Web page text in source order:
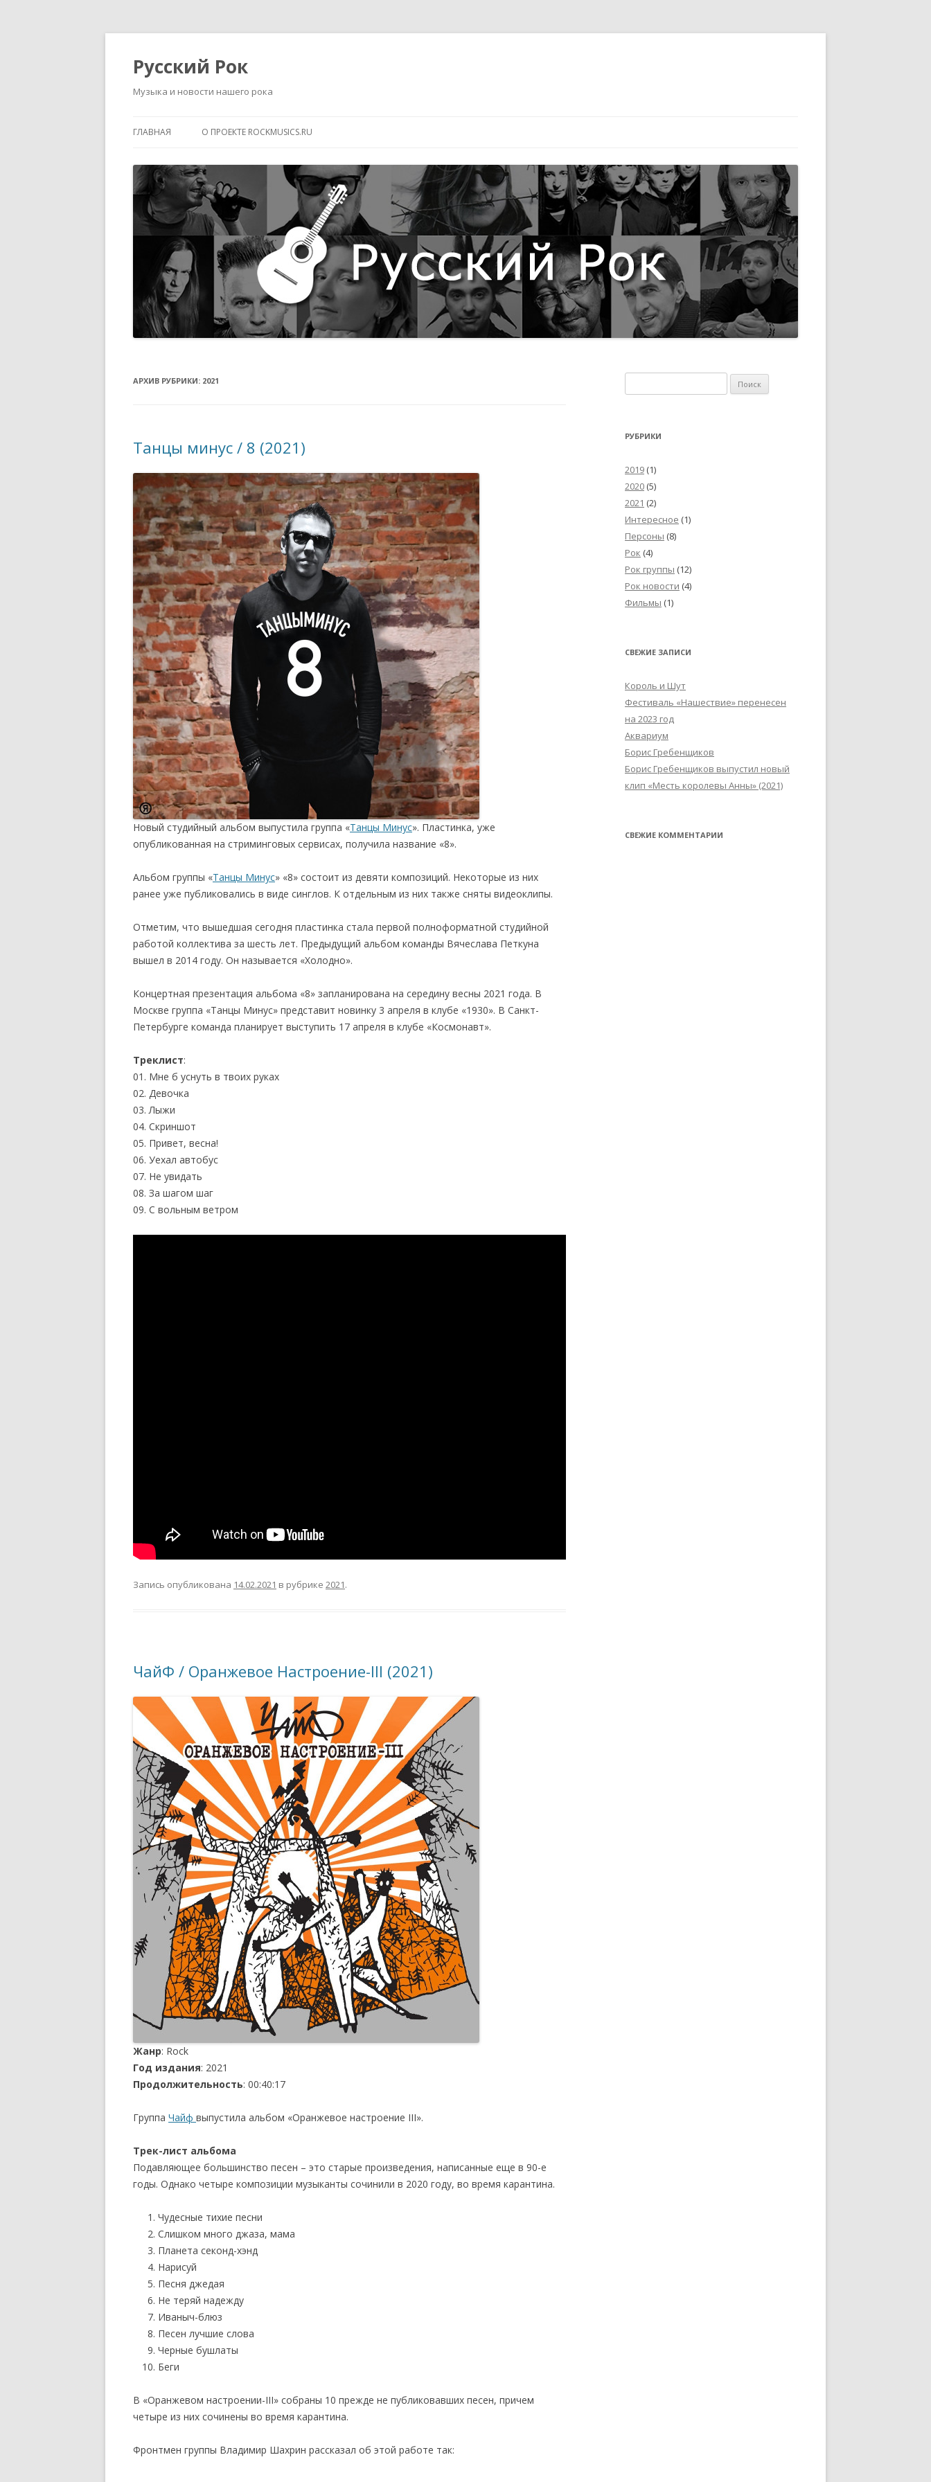
Русский Рок
Музыка и новости нашего рока
ГЛАВНАЯ О ПРОЕКТЕ ROCKMUSICS.RU
АРХИВ РУБРИКИ: 2021
Танцы минус / 8 (2021)
Новый студийный альбом выпустила группа «Танцы Минус». Пластинка, уже
опубликованная на стриминговых сервисах, получила название «8».
Альбом группы «Танцы Минус» «8» состоит из девяти композиций. Некоторые из них
ранее уже публиковались в виде синглов. К отдельным из них также сняты видеоклипы.
Отметим, что вышедшая сегодня пластинка стала первой полноформатной студийной
работой коллектива за шесть лет. Предыдущий альбом команды Вячеслава Петкуна
вышел в 2014 году. Он называется «Холодно».
Концертная презентация альбома «8» запланирована на середину весны 2021 года. В
Москве группа «Танцы Минус» представит новинку 3 апреля в клубе «1930». В Санкт-
Петербурге команда планирует выступить 17 апреля в клубе «Космонавт».
Треклист:
01. Мне б уснуть в твоих руках
02. Девочка
03. Лыжи
04. Скриншот
05. Привет, весна!
06. Уехал автобус
07. Не увидать
08. За шагом шаг
09. С вольным ветром
Запись опубликована 14.02.2021 в рубрике 2021.
ЧайФ / Оранжевое Настроение-III (2021)
Жанр: Rock
Год издания: 2021
Продолжительность: 00:40:17
Группа Чайф выпустила альбом «Оранжевое настроение III».
Трек-лист альбома
Подавляющее большинство песен – это старые произведения, написанные еще в 90-е
годы. Однако четыре композиции музыканты сочинили в 2020 году, во время карантина.
Чудесные тихие песни
Слишком много джаза, мама
Планета секонд-хэнд
Нарисуй
Песня джедая
Не теряй надежду
Иваныч-блюз
Песен лучшие слова
Черные бушлаты
Беги
В «Оранжевом настроении-III» собраны 10 прежде не публиковавших песен, причем
четыре из них сочинены во время карантина.
Фронтмен группы Владимир Шахрин рассказал об этой работе так:
РУБРИКИ
2019 (1)
2020 (5)
2021 (2)
Интересное (1)
Персоны (8)
Рок (4)
Рок группы (12)
Рок новости (4)
Фильмы (1)
СВЕЖИЕ ЗАПИСИ
Король и Шут
Фестиваль «Нашествие» перенесен
на 2023 год
Аквариум
Борис Гребенщиков
Борис Гребенщиков выпустил новый
клип «Месть королевы Анны» (2021)
СВЕЖИЕ КОММЕНТАРИИ